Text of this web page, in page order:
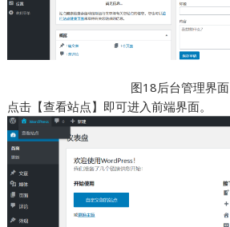
图18后台管理界面
点击【查看站点】即可进入前端界面。